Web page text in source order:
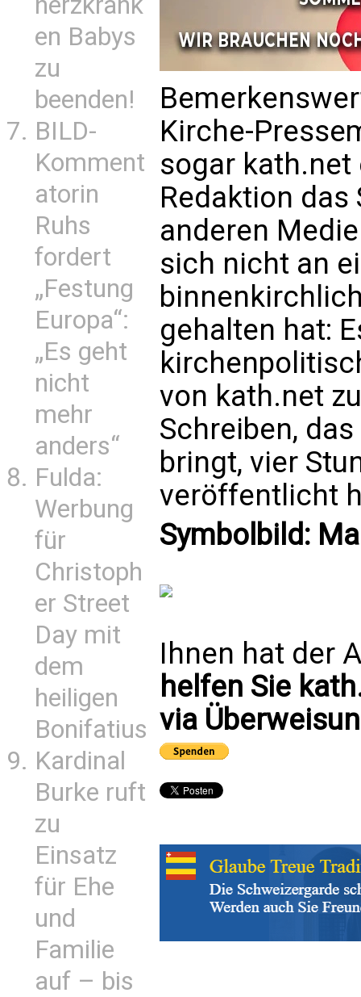
en Babys
zu
beenden!
BILD-
Komment
atorin
Ruhs
fordert
„Festung
Europa“:
„Es geht
nicht
mehr
anders“
Fulda:
Werbung
für
Christoph
er Street
Day mit
dem
heiligen
Bonifatius
Kardinal
Burke ruft
zu
Einsatz
für Ehe
und
Familie
auf – bis
Kirche-
sogar
Redaktion das
anderen
sich nicht an
gehalten hat:
von kath.net
Schreiben,
bringt, vier
veröffentlicht
Symbolbild:
Ihnen hat der
helfen Sie
via